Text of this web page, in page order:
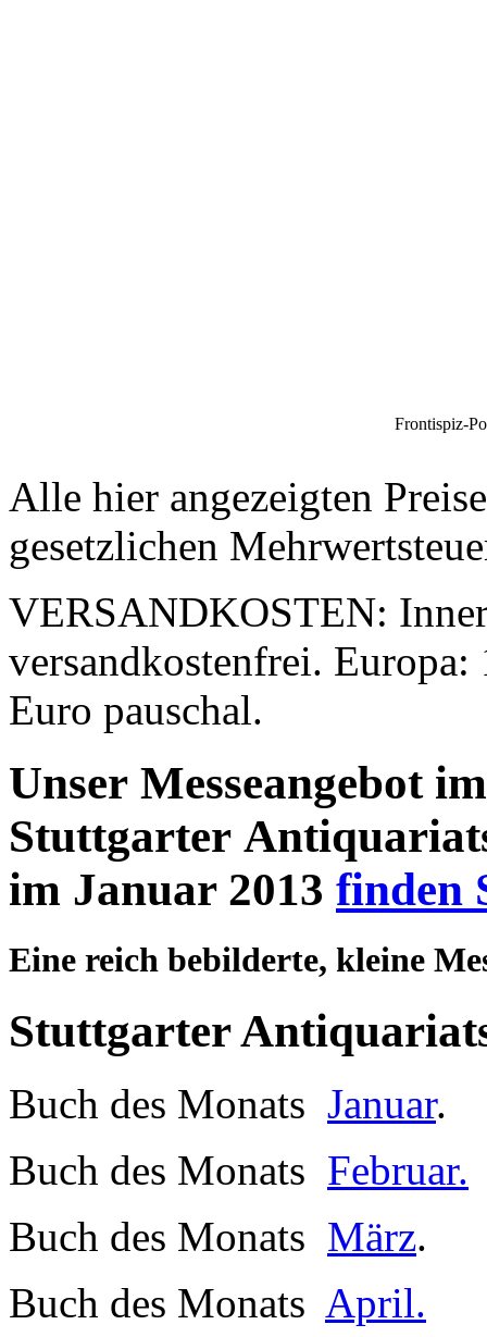
Frontispiz-
Alle hier angezeigten
gesetzlichen
VERSANDKOSTEN:
versandkostenfrei.
Euro pauschal.
Unser Messeangebot
Stuttgarter
im Januar 2013 finden
Eine reich bebilderte, kleine
Stuttgarter
Buch des Monats Januar.
Buch des Monats Februar.
Buch des Monats März.
Buch des Monats April.